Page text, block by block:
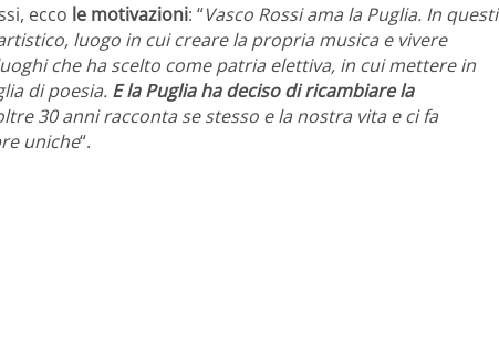
ecco le motivazioni: “Vasco Rossi ama la Puglia. In questi
luogo in cui creare la propria musica e vivere
che ha scelto come patria elettiva, in cui mettere in
di poesia. E la Puglia ha deciso di ricambiare la
30 anni racconta se stesso e la nostra vita e ci fa
uniche“.